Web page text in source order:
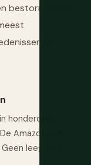
bestormden op
in
honderden
Amazone, de
leeg land.